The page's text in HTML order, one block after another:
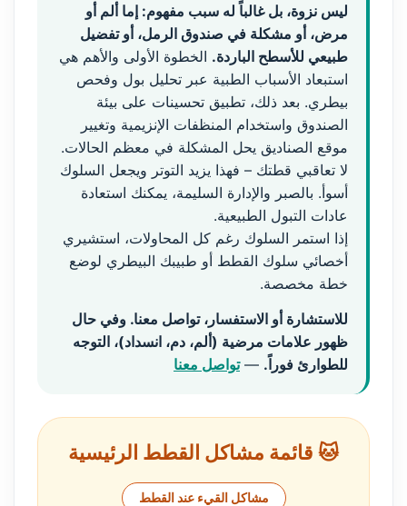
ليس نزوة، بل غالباً له سبب مفهوم: إما ألم أو
مرض، أو مشكلة في صندوق الرمل، أو تفضيل
طبيعي للأسطح الباردة. الخطوة الأولى والأهم هي
استبعاد الأسباب الطبية عبر تحليل بول وفحص
بيطري. بعد ذلك، تطبيق تحسينات على بيئة
الصندوق واستخدام المنظفات الإنزيمية وتغيير
موقع الصناديق يحل المشكلة في معظم الحالات.
لا تعاقبي قطتك – فهذا يزيد التوتر ويجعل السلوك
أسوأ. بالصبر والإدارة السليمة، يمكنك استعادة
عادات التبول الطبيعية.
إذا استمر السلوك رغم كل المحاولات، استشيري
أخصائي سلوك القطط أو طبيبك البيطري لوضع
خطة مخصصة.
للاستشارة أو الاستفسار، تواصل معنا. وفي حال
ظهور علامات مرضية (ألم، دم، انسداد)، التوجه
للطوارئ فوراً. —تواصل معنا
🐱 قائمة مشاكل القطط الرئيسية
مشاكل القيء عند القطط